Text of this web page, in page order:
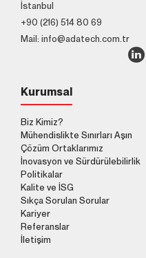
İstanbul
+90 (216) 514 80 69
Mail: info@adatech.com.tr
Kurumsal
Biz Kimiz?
Mühendislikte Sınırları Aşın
Çözüm Ortaklarımız
İnovasyon ve Sürdürülebilirlik
Politikalar
Kalite ve İSG
Sıkça Sorulan Sorular
Kariyer
Referanslar
İletişim